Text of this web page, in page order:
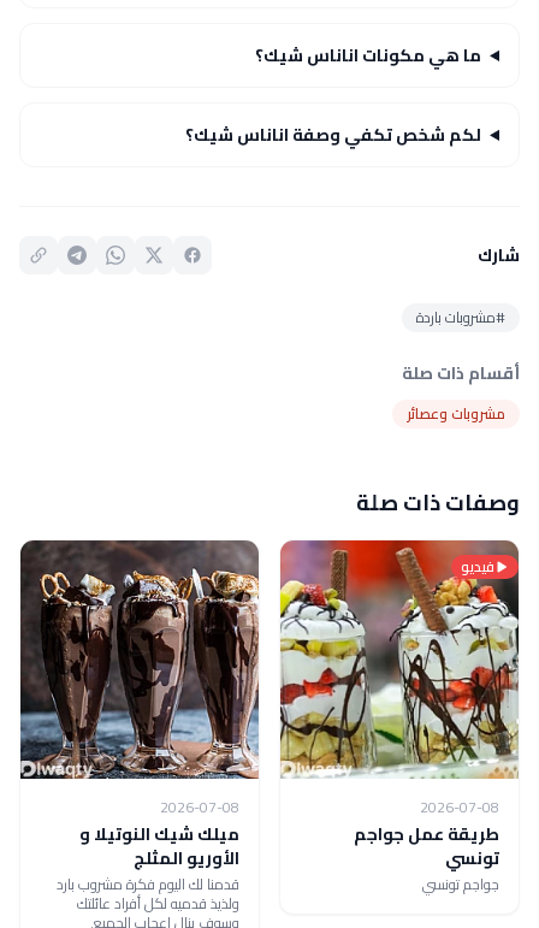
ما هي مكونات اناناس شيك؟
لكم شخص تكفي وصفة اناناس شيك؟
شارك
#مشروبات باردة
أقسام ذات صلة
مشروبات وعصائر
وصفات ذات صلة
فيديو
2026-07-08
طريقة عمل جواجم
تونسي
جواجم تونسي
2026-07-08
ميلك شيك النوتيلا و
الأوريو المثلج
قدمنا لك اليوم فكرة مشروب بارد
ولذيذ قدميه لكل أفراد عائلتك